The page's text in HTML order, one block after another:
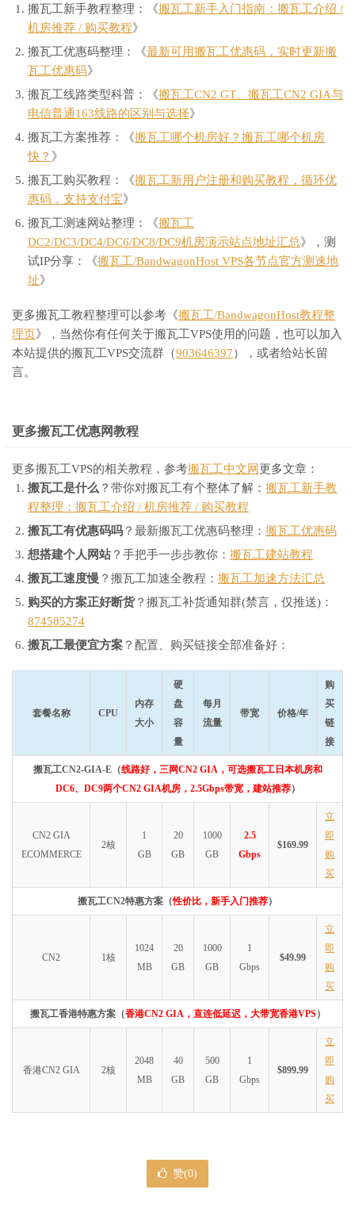
搬瓦工新手教程整理：《搬瓦工新手入门指南：搬瓦工介绍 /
机房推荐 / 购买教程》
搬瓦工优惠码整理：《最新可用搬瓦工优惠码，实时更新搬
瓦工优惠码》
搬瓦工线路类型科普：《搬瓦工CN2 GT、搬瓦工CN2 GIA与
电信普通163线路的区别与选择》
搬瓦工方案推荐：《搬瓦工哪个机房好？搬瓦工哪个机房
快？ 》
搬瓦工购买教程：《搬瓦工新用户注册和购买教程，循环优
惠码，支持支付宝》
搬瓦工测速网站整理：《搬瓦工
DC2/DC3/DC4/DC6/DC8/DC9机房演示站点地址汇总》，测
试IP分享：《搬瓦工/BandwagonHost VPS各节点官方测速地
址》
更多搬瓦工教程整理可以参考《搬瓦工/BandwagonHost教程整
理页》，当然你有任何关于搬瓦工VPS使用的问题，也可以加入
本站提供的搬瓦工VPS交流群（903646397），或者给站长留
言。
更多搬瓦工优惠网教程
更多搬瓦工VPS的相关教程，参考搬瓦工中文网 更多文章：
搬瓦工是什么 ？带你对搬瓦工有个整体了解： 搬瓦工新手教
程整理：搬瓦工介绍 / 机房推荐 / 购买教程
搬瓦工有优惠码吗 ？最新搬瓦工优惠码整理： 搬瓦工优惠码
想搭建个人网站？手把手一步步教你： 搬瓦工建站教程
搬瓦工速度慢 ？搬瓦工加速全教程： 搬瓦工加速方法汇总
购买的方案正好断货？搬瓦工补货通知群(禁言，仅推送)：
874585274
搬瓦工最便宜方案 ？配置、购买链接全部准备好：
套餐名称 CPU
内存
大小
硬
盘
容
量
每月
流量
带宽 价格/年
购
买
链
接
搬瓦工CN2-GIA-E（线路好，三网CN2 GIA，可选搬瓦工日本机房和
DC6、DC9两个CN2 GIA机房，2.5Gbps带宽，建站推荐）
CN2 GIA
ECOMMERCE
2核
1
GB
20
GB
1000
GB
2.5
Gbps
$169.99
立
即
购
买
搬瓦工CN2特惠方案（性价比，新手入门推荐）
CN2 1核
1024
MB
20
GB
1000
GB
1
Gbps
$49.99
立
即
购
买
搬瓦工香港特惠方案（香港CN2 GIA，直连低延迟，大带宽香港VPS）
香港CN2 GIA 2核
2048
MB
40
GB
500
GB
1
Gbps
$899.99
立
即
购
买
赞(0)